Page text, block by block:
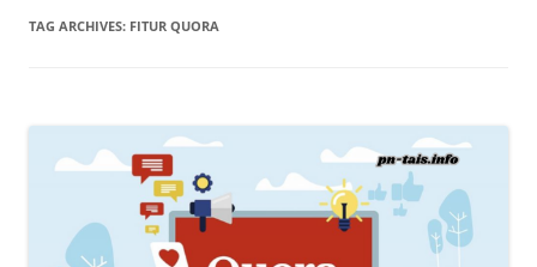
TAG ARCHIVES: FITUR QUORA